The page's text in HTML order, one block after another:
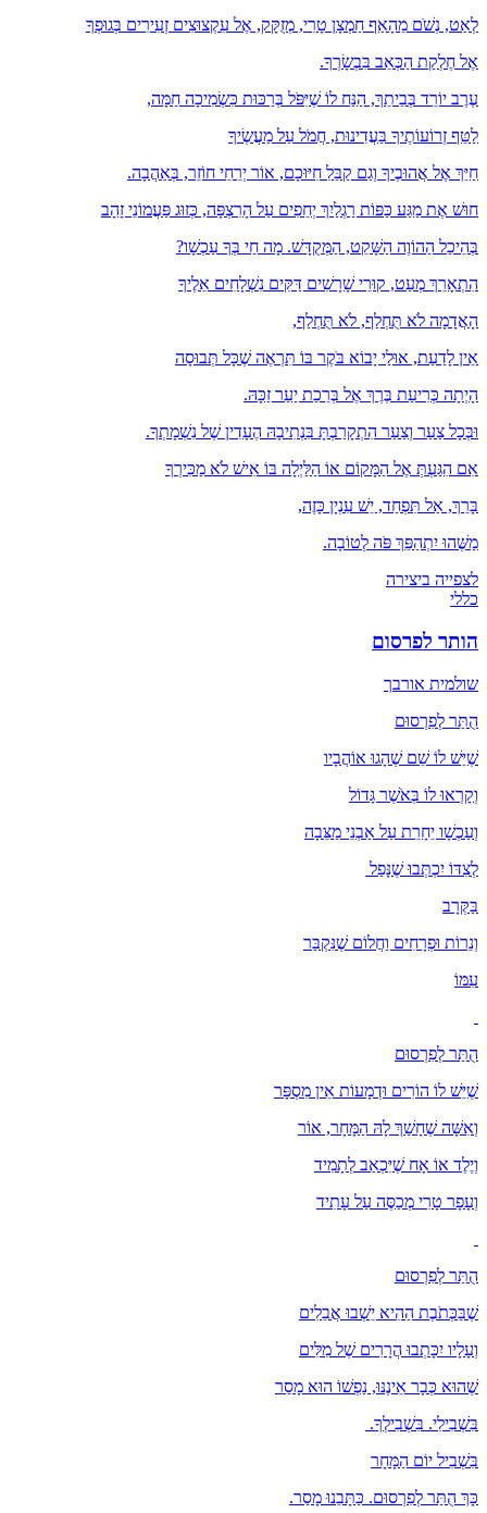
לְאַט, נְשֹׁם מֵהָאַף חַמְצָן טָרִי, מְזֻקָּק, אֶל עִקְצוּצִים זְעִירִים בְּגוּפְךָ
אֶל חֶלְקַת הַכְּאֵב בִּבְשָׂרְךָ.
עֶרֶב יוֹרֵד בְּבֵיתֵךְ, הַנַּח לוֹ שֶׁיִּפֹּל בְּרַכּוּת כִּשְׂמִיכָה חַמָּה,
לַטֵּף זְרוֹעוֹתֶיךָ בַּעֲדִינוּת, חֲמֹל עַל מַעֲשֶׂיךָ
חַיֵּךְ אֶל אֲהוּבֶיךָ וְגַם קַבֵּלִ חִיּוּכָם, אוֹר יְרֵחֵי חוֹזֵר, בְּאַהֲבָה.
חוּשׁ אֶת מַגַּע כַּפּוֹת רַגְלַיִךְ יְחֵפִים עַל הָרִצְפָּה, כְּזוּג פַּעֲמוֹנֵי זָהָב
בְּהֵיכַל הַהוֹוֶה הַשָּׁקֵט, הַמְּקֻדָּשׁ. מָה חַי בְּךָ עַכְשָׁו?
הִתְאָרֵךְ מְעַט, קוּרֵי שָׁרָשִׁים דַּקִּים נִשְׁלָחִים אֵלֶיךָ
הָאֲדָמָה לֹא תֻּחְלַף, לֹא תֻּחְלַף,
אֵין לָדַעַת, אוּלַי יָבוֹא בֹּקֶר בּוֹ תִּרְאֶה שֶׁכָּל תְּבוּסָה
הָיְתָה כְּרִיעַת בֶּרֶךְ אֶל בְּרֵכַת יַעַר זַכָּהּ.
וּבְּכָל צַעַר וְצַעַר הִתְקָרַבְתָּ בִּנְתִיבָהּ הֶעָדִין שֶׁל נִשְׁמָתְךָ.
אִם הִגַּעְתְּ אֶל הַמָּקוֹם אוֹ הַלַּיְלָה בּוֹ אִישׁ לֹא מַכִּירְךָ
בָּרֵךְ, אַל תִּפְחַד, יֵשׁ עִנְיָן כָּזֶה,
מַשֶּׁהוּ יִתְהַפֵּךְ פֹּה לְטוֹבָה.
לצפייה ביצירה
כללי
הותר לפרסום
שולמית אורבך
הֻתַּר לְפִרְסוּם
שֶׁיֵּשׁ לוֹ שֵׁם שֶׁהָגוּ אוֹהֲבָיו
וְקָרְאוּ לוֹ בְּאֹשֶׁר גָּדוֹל
וְעַכְשָׁו יֵחָרֵת עַל אַבְנֵי מַצֵּבָה
לְצִדּוֹ יִכְתְּבוּ שֶׁנָּפַל
בַּקְּרָב
וְנֵרוֹת וּפְרָחִים וַחֲלוֹם שֶׁנִּקְבַּר
עִמּוֹ
הֻתַּר לְפִרְסוּם
שֶׁיֵּשׁ לוֹ הוֹרִים וּדְמָעוֹת אֵין מִסְפָּר
וְאִשָּׁה שֶׁחָשַׁךְ לָהּ הַמָּחָר, אוֹר
וְיֶלֶד אוֹ אָח שֶׁיִּכְאַב לְתָמִיד
וְעָפָר טָרִי מְכַסֶּה עַל עָתִיד
הֻתַּר לְפִרְסוּם
שֶׁבַּכְּתֹבֶת הַהִיא יֵשְׁבוּ אֲבֵלִים
וְעָלָיו יִכָּתְבוּ הֲרָרִים שֶׁל מִלִּים
שֶׁהוּא כְּבָר אֵינֶנּוּ, נַפְשׁוֹ הוּא מָסַר
בִּשְׁבִילִי. בִּשְׁבִילְךָ.
בִּשְׁבִיל יוֹם הַמָּחָר
כָּךְ הֻתַּר לְפִרְסוּם. כַּתָּבֵנוּ מָסַר.